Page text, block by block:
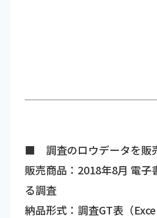
■ 調査のロウデータを販売
販売商品：2018年8月 電子
る調査
納品形式：調査GT表（